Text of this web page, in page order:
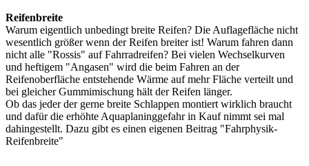
Reifenbreite
Warum eigentlich unbedingt breite Reifen? Die Auflagefläche nicht
wesentlich größer wenn der Reifen breiter ist! Warum fahren dann
nicht alle "Rossis" auf Fahrradreifen? Bei vielen Wechselkurven
und heftigem "Angasen" wird die beim Fahren an der
Reifenoberfläche entstehende Wärme auf mehr Fläche verteilt und
bei gleicher Gummimischung hält der Reifen länger.
Ob das jeder der gerne breite Schlappen montiert wirklich braucht
und dafür die erhöhte Aquaplaninggefahr in Kauf nimmt sei mal
dahingestellt. Dazu gibt es einen eigenen Beitrag "Fahrphysik-
Reifenbreite"